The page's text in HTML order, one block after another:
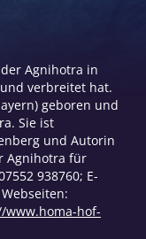
Agnihotra in
verbreitet hat.
geboren und
Sie ist
und Autorin
Agnihotra für
938760; E-
www.homa-hof-